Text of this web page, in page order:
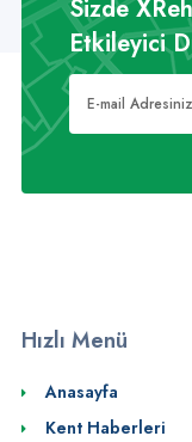
Sizde
Etkileyici
Hızlı Menü
Anasayfa
Kent Haberleri